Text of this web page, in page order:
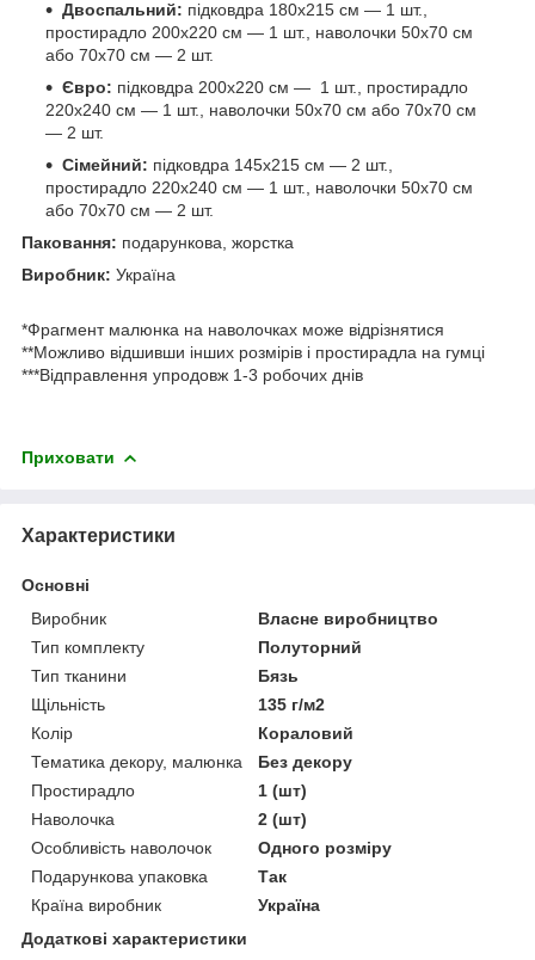
Двоспальний: підковдра 180х215 см — 1 шт.,
простирадло 200х220 см — 1 шт., наволочки 50х70 см
або 70х70 см — 2 шт.
Євро: підковдра 200х220 см — 1 шт., простирадло
220х240 см — 1 шт., наволочки 50х70 см або 70х70 см
— 2 шт.
Сімейний: підковдра 145х215 см — 2 шт.,
простирадло 220х240 см — 1 шт., наволочки 50х70 см
або 70х70 см — 2 шт.
Паковання: подарункова, жорстка
Виробник: Україна
*Фрагмент малюнка на наволочках може відрізнятися
**Можливо відшивши інших розмірів і простирадла на гумці
***Відправлення упродовж 1-3 робочих днів
Приховати
Характеристики
Основні
Виробник
Власне виробництво
Тип комплекту
Полуторний
Тип тканини
Бязь
Щільність
135 г/м2
Колір
Кораловий
Тематика декору, малюнка
Без декору
Простирадло
1 (шт)
Наволочка
2 (шт)
Особливість наволочок
Одного розміру
Подарункова упаковка
Так
Країна виробник
Україна
Додаткові характеристики